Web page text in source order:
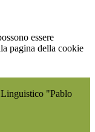
essere
pagina della cookie
"Pablo